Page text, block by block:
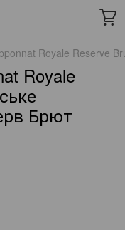
Royale Reserve
Royale
Брют